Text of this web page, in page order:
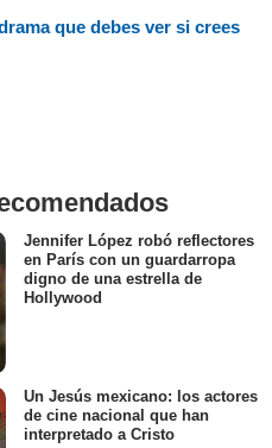
que debes ver si crees
Jennifer López robó reflectores
en París con un guardarropa
digno de una estrella de
Hollywood
Un Jesús mexicano: los actores
de cine nacional que han
interpretado a Cristo